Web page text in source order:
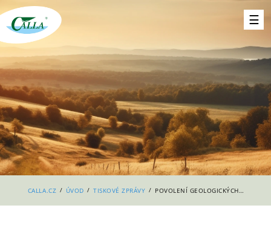
CALLA.CZ / ÚVOD / TISKOVÉ ZPRÁVY / POVOLENÍ GEOLOGICKÝCH PRŮZKUMŮ ČELÍ ŽALOBÁM OBCÍ NA VŠECH LOKALITÁCH